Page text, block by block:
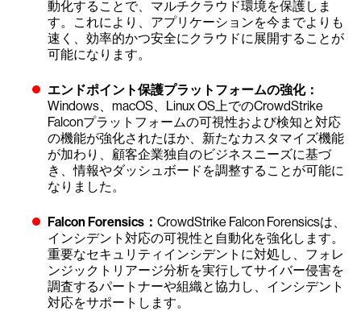
動化することで、マルチクラウド環境を保護しま
す。これにより、アプリケーションを今までよりも
速く、効率的かつ安全にクラウドに展開することが
可能になります。
エンドポイント保護プラットフォームの強化：
Windows、macOS、Linux OS上でのCrowdStrike
Falconプラットフォームの可視性および検知と対応
の機能が強化されたほか、新たなカスタマイズ機能
が加わり、顧客企業独自のビジネスニーズに基づ
き、情報やダッシュボードを調整することが可能に
なりました。
Falcon Forensics： CrowdStrike Falcon Forensicsは、
インシデント対応の可視性と自動化を強化します。
重要なセキュリティインシデントに対処し、フォレ
ンジックトリアージ分析を実行してサイバー侵害を
調査するパートナーや組織と協力し、インシデント
対応をサポートします。